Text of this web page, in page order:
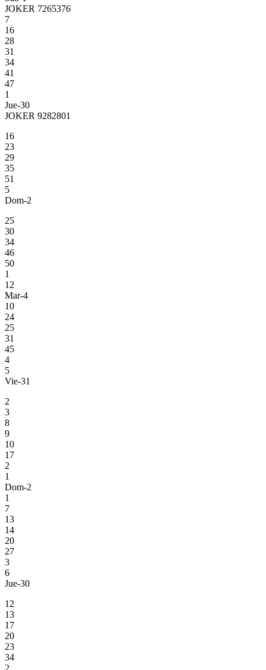
JOKER 7265376
7
16
28
31
34
41
47
1
Jue-30
JOKER 9282801
16
23
29
35
51
5
Dom-2
25
30
34
46
50
1
12
Mar-4
10
24
25
31
45
4
5
Vie-31
2
3
8
9
10
17
2
1
Dom-2
1
7
13
14
20
27
3
6
Jue-30
12
13
17
20
23
34
2